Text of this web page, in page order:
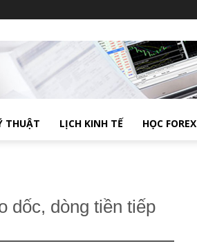
THUẬT LỊCH KINH TẾ HỌC FOREX
dốc, dòng tiền tiếp